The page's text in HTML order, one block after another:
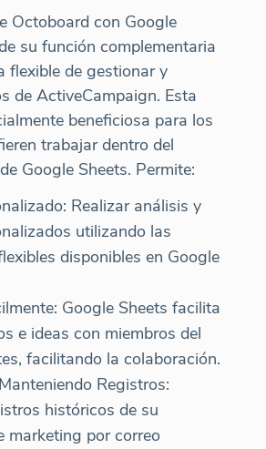
Octoboard con Google
su función complementaria
flexible de gestionar y
de ActiveCampaign. Esta
beneficiosa para los
trabajar dentro del
Google Sheets. Permite:
Realizar análisis y
utilizando las
disponibles en Google
Google Sheets facilita
e ideas con miembros del
facilitando la colaboración.
Registros:
históricos de su
marketing por correo